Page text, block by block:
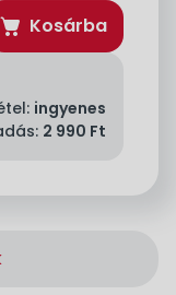
Kosárba
ingyenes
2 990 Ft